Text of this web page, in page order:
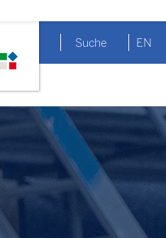
Suche EN